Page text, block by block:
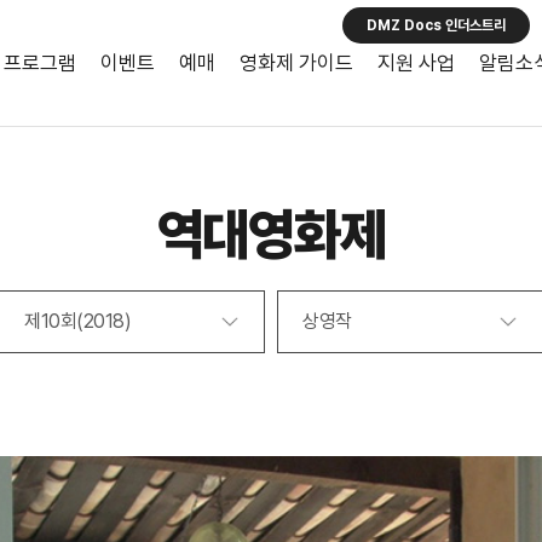
프로그램 이벤트 예매 영화제 가이드 지원 사업 알림소
DMZ Docs 인더스트리
역대영화제
제10회(2018) 상영작